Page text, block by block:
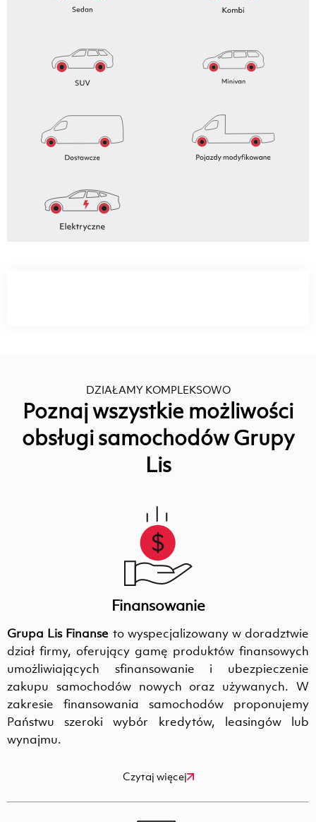
DZIAŁAMY KOMPLEKSOWO
Poznaj wszystkie możliwości
obsługi samochodów Grupy
Lis
Finansowanie
Grupa Lis Finanse to wyspecjalizowany w doradztwie
dział firmy, oferujący gamę produktów finansowych
umożliwiających sfinansowanie i ubezpieczenie
zakupu samochodów nowych oraz używanych. W
zakresie finansowania samochodów proponujemy
Państwu szeroki wybór kredytów, leasingów lub
wynajmu.
Czytaj więcej